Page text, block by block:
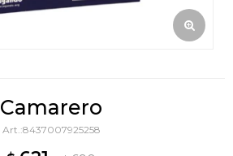
Camarero
8437007925258